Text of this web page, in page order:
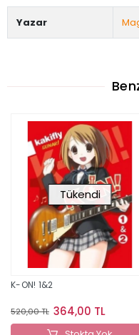
Yazar
Tükendi
K-ON! 1&2
520,00 TL 364,00 TL